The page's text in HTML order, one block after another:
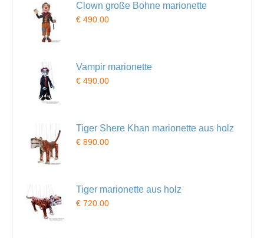
Clown große Bohne marionette
€ 490.00
Vampir marionette
€ 490.00
Tiger Shere Khan marionette aus holz
€ 890.00
Tiger marionette aus holz
€ 720.00